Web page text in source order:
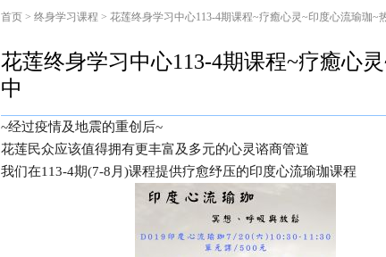
首页 > 终身学习课程 > 花莲终身学习中心113-4期课程~疗癒心灵~印度心流瑜珈~
花莲终身学习中心113-4期课程~疗癒心
中
~经过疫情及地震的重创后~
花莲民众应该值得拥有更丰富及多元的心灵谘商管道
我们在113-4期(7-8月)课程提供疗愈纾压的印度心流瑜珈课程